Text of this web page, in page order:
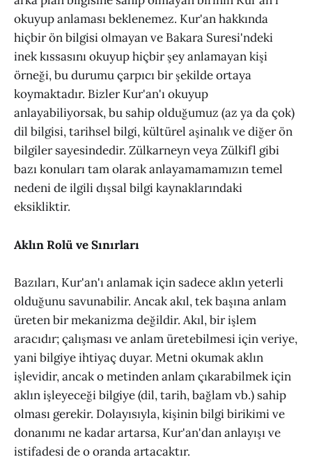
okuyup anlaması beklenemez. Kur'an hakkında
hiçbir ön bilgisi olmayan ve Bakara Suresi'ndeki
inek kıssasını okuyup hiçbir şey anlamayan kişi
örneği, bu durumu çarpıcı bir şekilde ortaya
koymaktadır. Bizler Kur'an'ı okuyup
anlayabiliyorsak, bu sahip olduğumuz (az ya da çok)
dil bilgisi, tarihsel bilgi, kültürel aşinalık ve diğer ön
bilgiler sayesindedir. Zülkarneyn veya Zülkifl gibi
bazı konuları tam olarak anlayamamamızın temel
nedeni de ilgili dışsal bilgi kaynaklarındaki
eksikliktir.
Aklın Rolü ve Sınırları
Bazıları, Kur'an'ı anlamak için sadece aklın yeterli
olduğunu savunabilir. Ancak akıl, tek başına anlam
üreten bir mekanizma değildir. Akıl, bir işlem
aracıdır; çalışması ve anlam üretebilmesi için veriye,
yani bilgiye ihtiyaç duyar. Metni okumak aklın
işlevidir, ancak o metinden anlam çıkarabilmek için
aklın işleyeceği bilgiye (dil, tarih, bağlam vb.) sahip
olması gerekir. Dolayısıyla, kişinin bilgi birikimi ve
donanımı ne kadar artarsa, Kur'an'dan anlayışı ve
istifadesi de o oranda artacaktır.